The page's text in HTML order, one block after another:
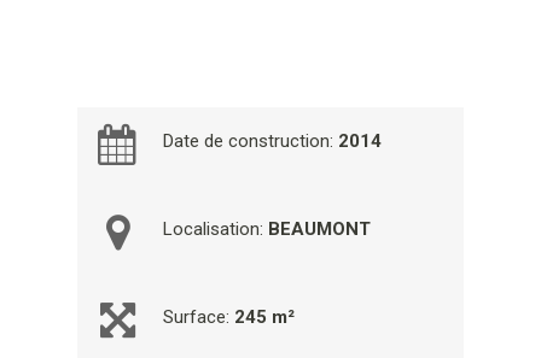
Date de construction: 2014
Localisation: BEAUMONT
Surface: 245 m²